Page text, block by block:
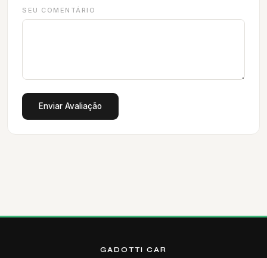
SEU COMENTÁRIO
Enviar Avaliação
GADOTTI CAR